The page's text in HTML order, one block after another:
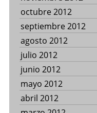
octubre 2012
septiembre 2012
agosto 2012
julio 2012
junio 2012
mayo 2012
abril 2012